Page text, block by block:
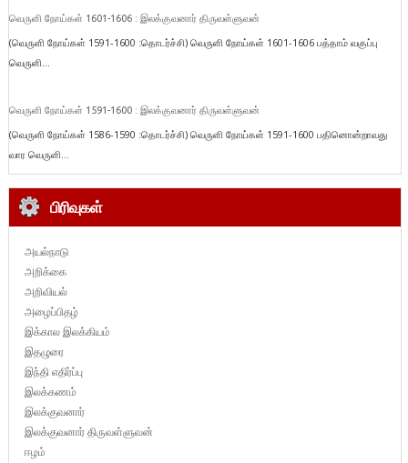
வெருளி நோய்கள் 1601-1606 : இலக்குவனார் திருவள்ளுவன்
(வெருளி நோய்கள் 1591-1600 :தொடர்ச்சி) வெருளி நோய்கள் 1601-1606 பத்தாம் வகுப்பு
வெருளி...
வெருளி நோய்கள் 1591-1600 : இலக்குவனார் திருவள்ளுவன்
(வெருளி நோய்கள் 1586-1590 :தொடர்ச்சி) வெருளி நோய்கள் 1591-1600 பதினொன்றாவது
வார வெருளி...
பிரிவுகள்
அயல்நாடு
அறிக்கை
அறிவியல்
அழைப்பிதழ்
இக்கால இலக்கியம்
இதழுரை
இந்தி எதிர்ப்பு
இலக்கணம்
இலக்குவனார்
இலக்குவனார் திருவள்ளுவன்
ஈழம்